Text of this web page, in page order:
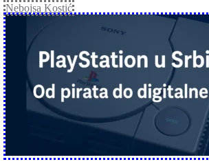
Nebojsa Kostić